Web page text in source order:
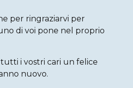
per ringraziarvi per
di voi pone nel proprio
i vostri cari un felice
nuovo.